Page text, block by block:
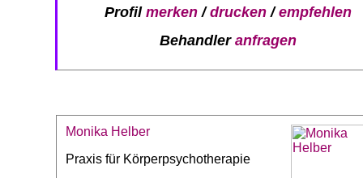
Profil merken/drucken/empfehlen
Behandler anfragen
Monika Helber
Praxis für Körperpsychotherapie